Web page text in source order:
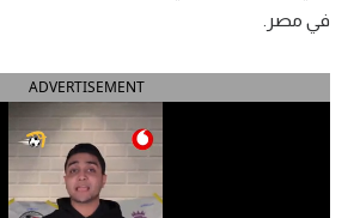
الدوري السعودي للمحترفين
في مصر.
ADVERTISEMENT